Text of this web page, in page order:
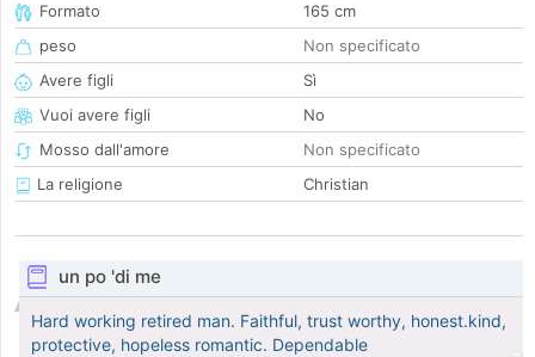
Formato
165 cm
peso
Non specificato
Avere figli
Sì
Vuoi avere figli
No
Mosso dall'amore
Non specificato
La religione
Christian
un po 'di me
Hard working retired man. Faithful, trust worthy, honest.kind,
protective, hopeless romantic. Dependable